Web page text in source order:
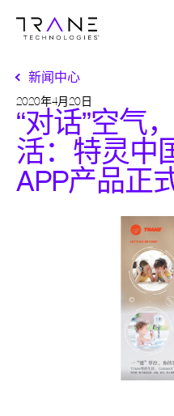
新闻中心
2020年4月20日
“对话”空气
活：特灵中
APP产品正